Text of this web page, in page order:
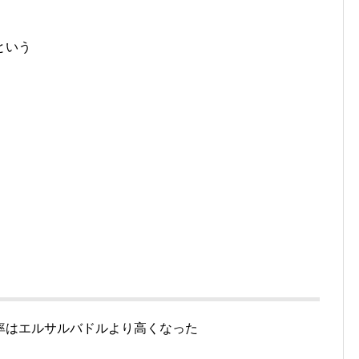
いう
エルサルバドルより高くなった